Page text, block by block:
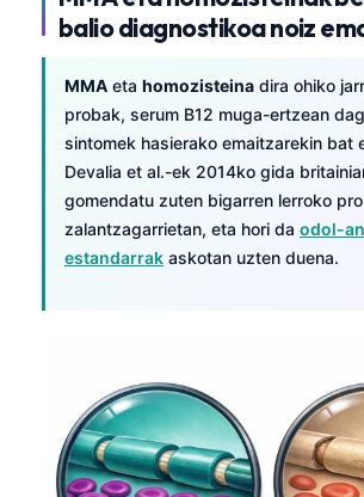
balio diagnostikoa noiz
MMA eta homozisteina dira ohiko
probak, serum B12 muga-ertzean
sintomek hasierako emaitzarekin bat
Devalia et al.-ek 2014ko gida
gomendatu zuten bigarren lerroko
zalantzagarrietan, eta hori da odol-
estandarrak askotan uzten duena.